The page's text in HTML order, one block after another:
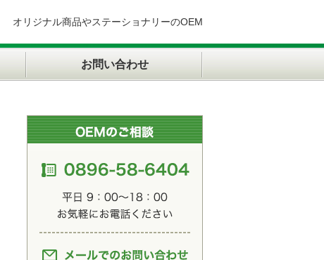
オリジナル商品やステーショナリーのOEM
お問い合わせ